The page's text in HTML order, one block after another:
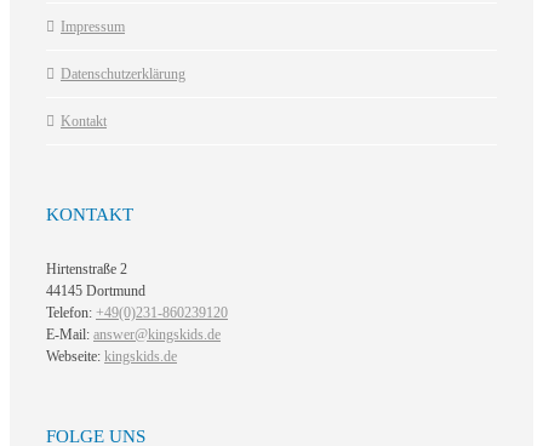
Impressum
Datenschutzerklärung
Kontakt
KONTAKT
Hirtenstraße 2
44145 Dortmund
Telefon: +49(0)231-860239120
E-Mail: answer@kingskids.de
Webseite: kingskids.de
FOLGE UNS